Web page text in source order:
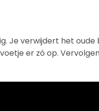
Je verwijdert het
er zó op.